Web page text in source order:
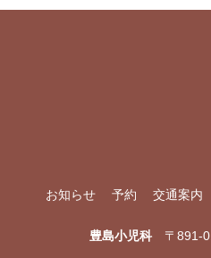
お知らせ 予約 交通案内
豊島小児科 〒891-